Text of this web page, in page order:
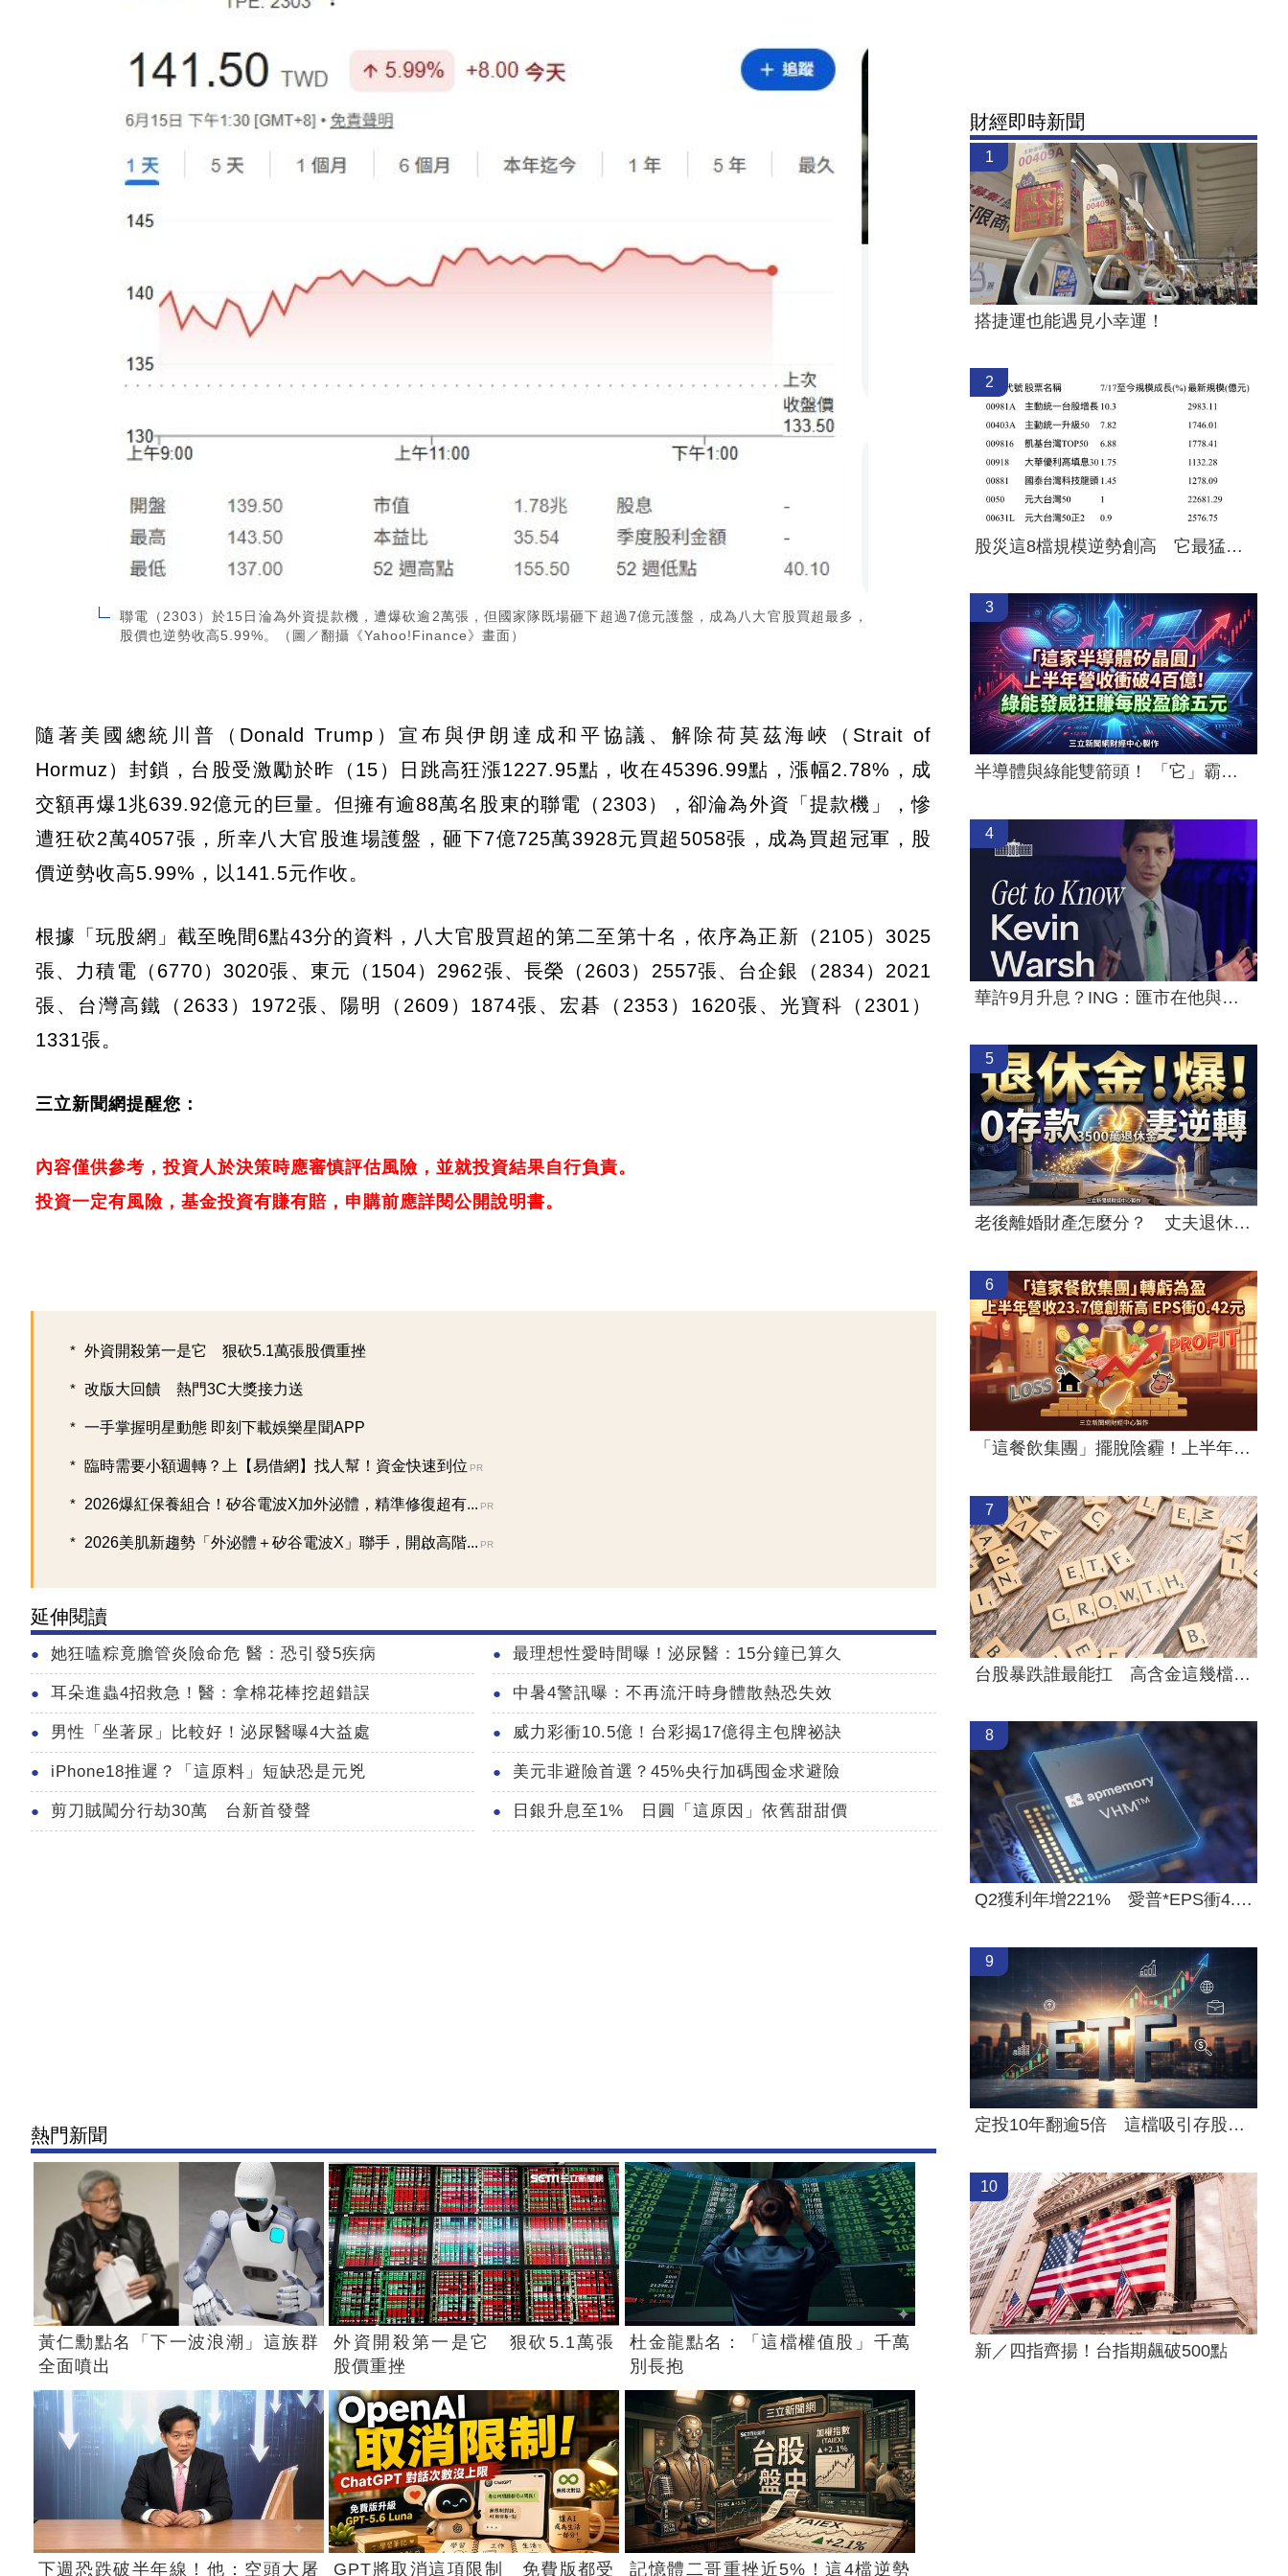
聯電（2303）於15日淪為外資提款機，遭爆砍逾2萬張，但國家隊既場砸下超過7億元護盤，成為八大官股買超最多，
股價也逆勢收高5.99%。（圖／翻攝《Yahoo!Finance》畫面）
隨著美國總統川普（Donald Trump）宣布與伊朗達成和平協議、解除荷莫茲海峽（Strait of
Hormuz）封鎖，台股受激勵於昨（15）日跳高狂漲1227.95點，收在45396.99點，漲幅2.78%，成
交額再爆1兆639.92億元的巨量。但擁有逾88萬名股東的聯電（2303），卻淪為外資「提款機」，慘
遭狂砍2萬4057張，所幸八大官股進場護盤，砸下7億725萬3928元買超5058張，成為買超冠軍，股
價逆勢收高5.99%，以141.5元作收。
根據「玩股網」截至晚間6點43分的資料，八大官股買超的第二至第十名，依序為正新（2105）3025
張、力積電（6770）3020張、東元（1504）2962張、長榮（2603）2557張、台企銀（2834）2021
張、台灣高鐵（2633）1972張、陽明（2609）1874張、宏碁（2353）1620張、光寶科（2301）
1331張。
三立新聞網提醒您：
內容僅供參考，投資人於決策時應審慎評估風險，並就投資結果自行負責。
投資一定有風險，基金投資有賺有賠，申購前應詳閱公開說明書。
外資開殺第一是它 狠砍5.1萬張股價重挫
改版大回饋 熱門3C大獎接力送
一手掌握明星動態 即刻下載娛樂星聞APP
臨時需要小額週轉？上【易借網】找人幫！資金快速到位 PR
2026爆紅保養組合！矽谷電波X加外泌體，精準修復超有... PR
2026美肌新趨勢「外泌體＋矽谷電波X」聯手，開啟高階... PR
延伸閱讀
她狂嗑粽竟膽管炎險命危 醫：恐引發5疾病 最理想性愛時間曝！泌尿醫：15分鐘已算久
耳朵進蟲4招救急！醫：拿棉花棒挖超錯誤 中暑4警訊曝：不再流汗時身體散熱恐失效
男性「坐著尿」比較好！泌尿醫曝4大益處 威力彩衝10.5億！台彩揭17億得主包牌祕訣
iPhone18推遲？「這原料」短缺恐是元兇 美元非避險首選？45%央行加碼囤金求避險
剪刀賊闖分行劫30萬 台新首發聲 日銀升息至1% 日圓「這原因」依舊甜甜價
熱門新聞
黃仁勳點名「下一波浪潮」這族群
全面噴出
外資開殺第一是它 狠砍5.1萬張
股價重挫
杜金龍點名：「這檔權值股」千萬
別長抱
下週恐跌破半年線！他：空頭大屠 GPT將取消這項限制 免費版都受 記憶體二哥重挫近5%！這4檔逆勢
財經即時新聞
1
搭捷運也能遇見小幸運！
2
股災這8檔規模逆勢創高 它最猛成長逾10%
3
半導體與綠能雙箭頭！ 「它」霸氣狂賺
4
華許9月升息？ING：匯市在他與戰爭間拉鋸
5
老後離婚財產怎麼分？ 丈夫退休金拒分
6
「這餐飲集團」擺脫陰霾！上半年營收創高
7
台股暴跌誰最能扛 高含金這幾檔繳正報酬
8
Q2獲利年增221% 愛普*EPS衝4.18元！
9
定投10年翻逾5倍 這檔吸引存股族卡位！
10
新／四指齊揚！台指期飆破500點